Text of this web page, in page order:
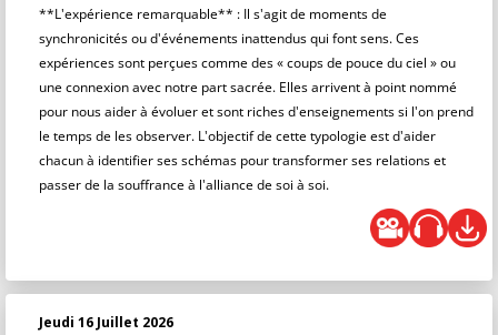
**L'expérience remarquable** : Il s'agit de moments de
synchronicités ou d'événements inattendus qui font sens. Ces
expériences sont perçues comme des « coups de pouce du ciel » ou
une connexion avec notre part sacrée. Elles arrivent à point nommé
pour nous aider à évoluer et sont riches d'enseignements si l'on prend
le temps de les observer. L'objectif de cette typologie est d'aider
chacun à identifier ses schémas pour transformer ses relations et
passer de la souffrance à l'alliance de soi à soi.
Jeudi 16 Juillet 2026